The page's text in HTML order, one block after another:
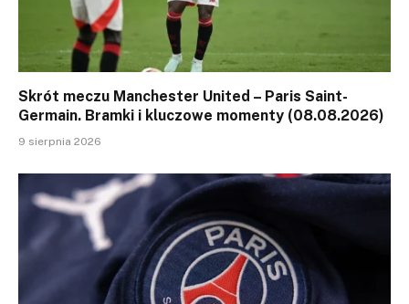
Skrót meczu Manchester United – Paris Saint-
Germain. Bramki i kluczowe momenty (08.08.2026)
9 sierpnia 2026